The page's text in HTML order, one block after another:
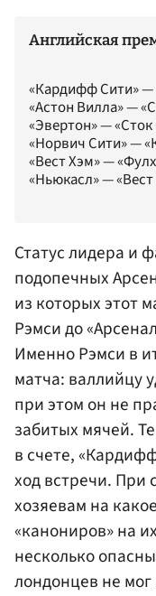
Английская
«Кардифф Сити» —
«Астон Вилла» —
«Эвертон» —
«Норвич Сити» —
«Вест Хэм» —
«Ньюкасл» —
Статус лидера и
подопечных
из которых этот
Рэмси до
Именно Рэмси в
матча: валлийцу
при этом он не
забитых мячей.
в счете,
ход встречи. При
хозяевам на
«канониров» на
несколько
лондонцев не мог